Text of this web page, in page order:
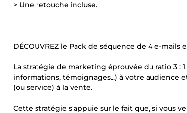
> Une retouche incluse.
DÉCOUVREZ le Pack de séquence de 4 e-mails
La stratégie de marketing éprouvée du ratio 3 :
informations, témoignages...) à votre audience
(ou service) à la vente.
Cette stratégie s'appuie sur le fait que, si vous